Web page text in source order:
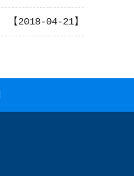
【2018-04-21】